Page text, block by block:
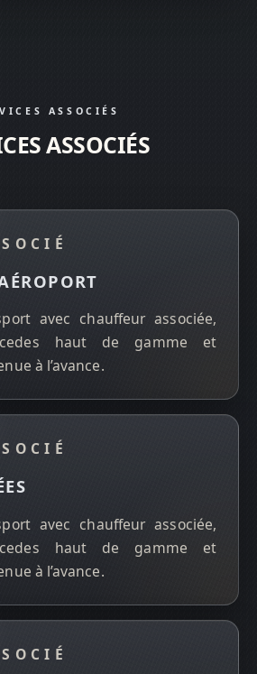
ASSOCIÉS
ASSOCIÉS
avec chauffeur associée,
haut de gamme et
à l’avance.
avec chauffeur associée,
haut de gamme et
à l’avance.